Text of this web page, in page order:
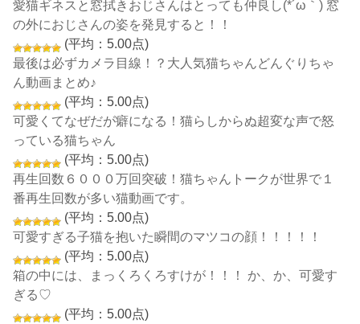
愛猫ギネスと窓拭きおじさんはとっても仲良し(*´ω｀) 窓
の外におじさんの姿を発見すると！！
(平均：5.00点)
最後は必ずカメラ目線！？大人気猫ちゃんどんぐりちゃ
ん動画まとめ♪
(平均：5.00点)
可愛くてなぜだが癖になる！猫らしからぬ超変な声で怒
っている猫ちゃん
(平均：5.00点)
再生回数６０００万回突破！猫ちゃんトークが世界で１
番再生回数が多い猫動画です。
(平均：5.00点)
可愛すぎる子猫を抱いた瞬間のマツコの顔！！！！！
(平均：5.00点)
箱の中には、まっくろくろすけが！！！ か、か、可愛す
ぎる♡
(平均：5.00点)